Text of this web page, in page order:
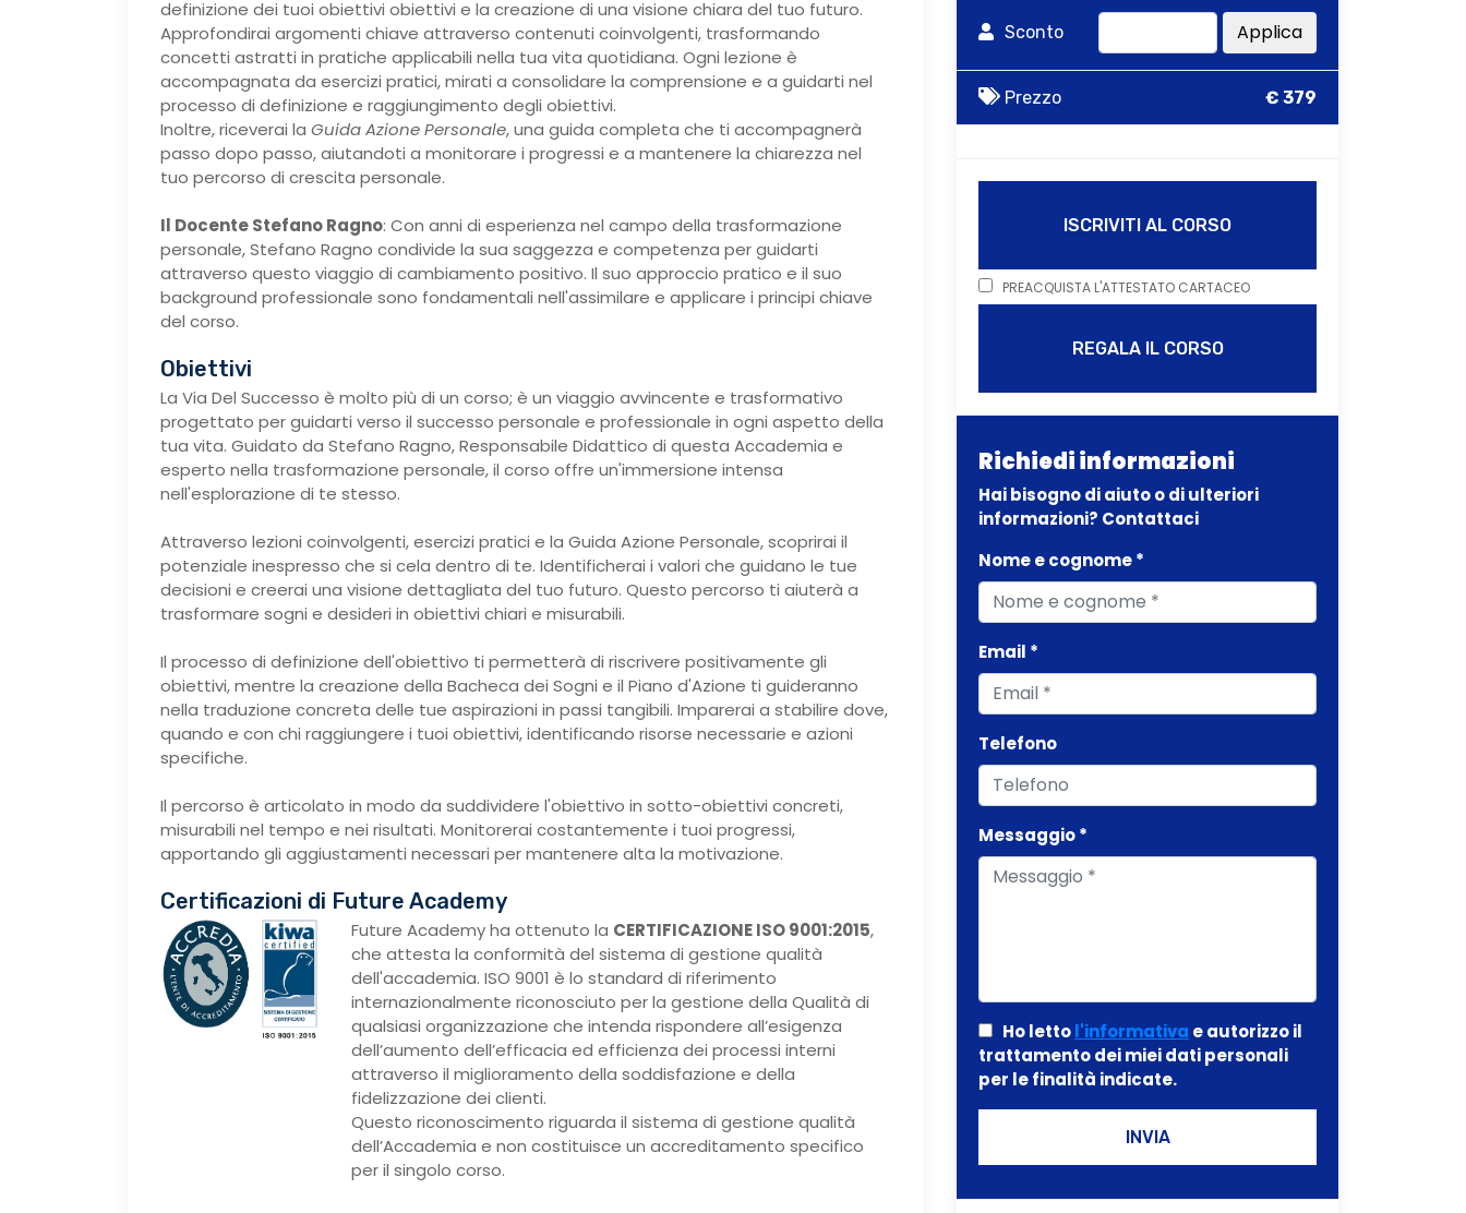
definizione dei tuoi obiettivi obiettivi e la creazione di una visione chiara del tuo futuro.
Approfondirai argomenti chiave attraverso contenuti coinvolgenti, trasformando
concetti astratti in pratiche applicabili nella tua vita quotidiana. Ogni lezione è
accompagnata da esercizi pratici, mirati a consolidare la comprensione e a guidarti nel
processo di definizione e raggiungimento degli obiettivi.
Inoltre, riceverai la Guida Azione Personale, una guida completa che ti accompagnerà
passo dopo passo, aiutandoti a monitorare i progressi e a mantenere la chiarezza nel
tuo percorso di crescita personale.
Il Docente Stefano Ragno: Con anni di esperienza nel campo della trasformazione
personale, Stefano Ragno condivide la sua saggezza e competenza per guidarti
attraverso questo viaggio di cambiamento positivo. Il suo approccio pratico e il suo
background professionale sono fondamentali nell'assimilare e applicare i principi chiave
del corso.
Obiettivi
La Via Del Successo è molto più di un corso; è un viaggio avvincente e trasformativo
progettato per guidarti verso il successo personale e professionale in ogni aspetto della
tua vita. Guidato da Stefano Ragno, Responsabile Didattico di questa Accademia e
esperto nella trasformazione personale, il corso offre un'immersione intensa
nell'esplorazione di te stesso.
Attraverso lezioni coinvolgenti, esercizi pratici e la Guida Azione Personale, scoprirai il
potenziale inespresso che si cela dentro di te. Identificherai i valori che guidano le tue
decisioni e creerai una visione dettagliata del tuo futuro. Questo percorso ti aiuterà a
trasformare sogni e desideri in obiettivi chiari e misurabili.
Il processo di definizione dell'obiettivo ti permetterà di riscrivere positivamente gli
obiettivi, mentre la creazione della Bacheca dei Sogni e il Piano d'Azione ti guideranno
nella traduzione concreta delle tue aspirazioni in passi tangibili. Imparerai a stabilire dove,
quando e con chi raggiungere i tuoi obiettivi, identificando risorse necessarie e azioni
specifiche.
Il percorso è articolato in modo da suddividere l'obiettivo in sotto-obiettivi concreti,
misurabili nel tempo e nei risultati. Monitorerai costantemente i tuoi progressi,
apportando gli aggiustamenti necessari per mantenere alta la motivazione.
Certificazioni di Future Academy
Future Academy ha ottenuto la CERTIFICAZIONE ISO 9001:2015,
che attesta la conformità del sistema di gestione qualità
dell'accademia. ISO 9001 è lo standard di riferimento
internazionalmente riconosciuto per la gestione della Qualità di
qualsiasi organizzazione che intenda rispondere all’esigenza
dell’aumento dell’efficacia ed efficienza dei processi interni
attraverso il miglioramento della soddisfazione e della
fidelizzazione dei clienti.
Questo riconoscimento riguarda il sistema di gestione qualità
dell’Accademia e non costituisce un accreditamento specifico
per il singolo corso.
Sconto Applica
Prezzo € 379
ISCRIVITI AL CORSO
PREACQUISTA L'ATTESTATO CARTACEO
REGALA IL CORSO
Richiedi informazioni
Hai bisogno di aiuto o di ulteriori
informazioni? Contattaci
Nome e cognome *
Email *
Telefono
Messaggio *
Ho lettol'informativa e autorizzo il
trattamento dei miei dati personali
per le finalità indicate.
INVIA